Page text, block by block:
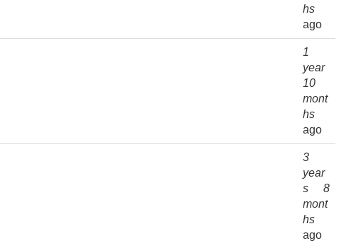
hs
ago
1
year
10
mont
hs
ago
3
year
s 8
mont
hs
ago